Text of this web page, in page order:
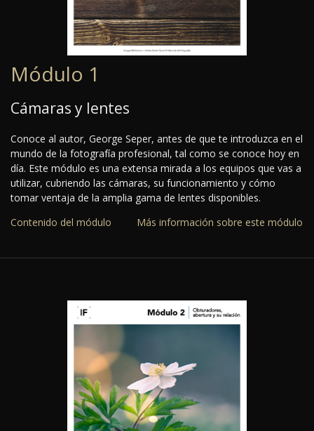
Módulo 1
Cámaras y lentes
Conoce al autor, George Seper, antes de que te introduzca en el
mundo de la fotografía profesional, tal como se conoce hoy en
día. Este módulo es una extensa mirada a los equipos que vas a
utilizar, cubriendo las cámaras, su funcionamiento y cómo
tomar ventaja de la amplia gama de lentes disponibles.
Contenido del módulo
Más información sobre este módulo